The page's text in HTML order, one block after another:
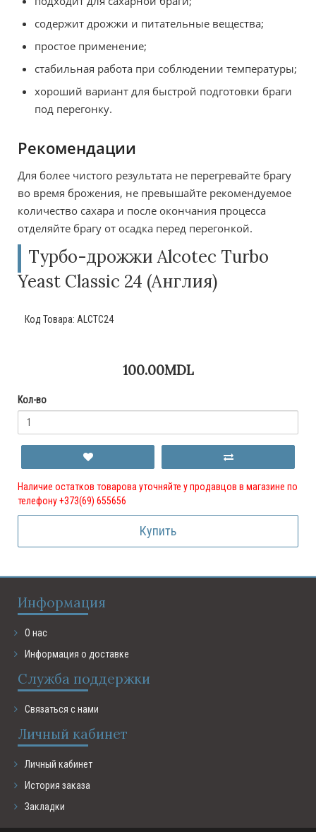
содержит дрожжи и питательные вещества;
простое применение;
стабильная работа при соблюдении температуры;
хороший вариант для быстрой подготовки браги
под перегонку.
Рекомендации
Для более чистого результата не перегревайте брагу
во время брожения, не превышайте рекомендуемое
количество сахара и после окончания процесса
отделяйте брагу от осадка перед перегонкой.
Турбо-дрожжи Alcotec Turbo
Yeast Classic 24 (Англия)
Код Товара: ALCTC24
100.00MDL
Кол-во
Наличие остатков товарова уточняйте у продавцов в магазине по
телефону +373(69) 655656
Купить
Информация
О нас
Информация о доставке
Служба поддержки
Связаться с нами
Личный кабинет
Личный кабинет
История заказа
Закладки